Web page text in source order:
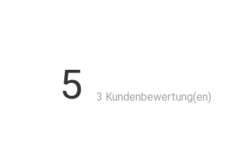
Art.-Nr. 290009 - 290011: inkl. 20
Anwendungsbereiche:
Anklemmen/ Verbinden aller
5 3 Kundenbewertung(en)